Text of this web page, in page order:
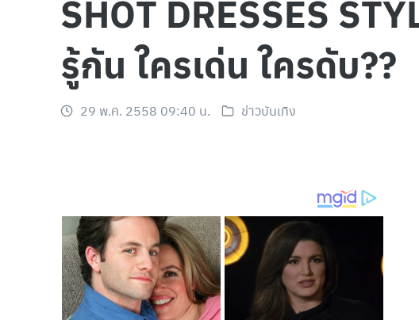
SHOT DRESSES
รู้กัน ใครเด่น ใครดับ??
29 พ.ค. 2558 09:40 น. ข่าวบันเทิง